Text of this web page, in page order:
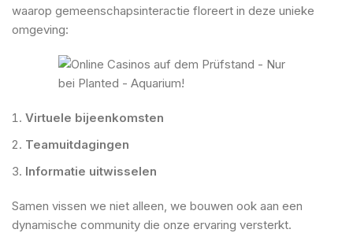
waarop gemeenschapsinteractie floreert in deze unieke
omgeving:
Virtuele bijeenkomsten
Teamuitdagingen
Informatie uitwisselen
Samen vissen we niet alleen, we bouwen ook aan een
dynamische community die onze ervaring versterkt.